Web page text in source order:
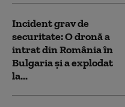
Incident grav de
securitate: O dronă a
intrat din România în
Bulgaria şi a explodat
la...